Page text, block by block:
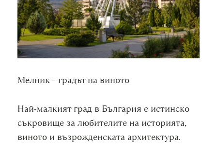
Мелник – градът на виното
Най-малкият град в България е истинско
съкровище за любителите на историята,
виното и възрожденската архитектура.